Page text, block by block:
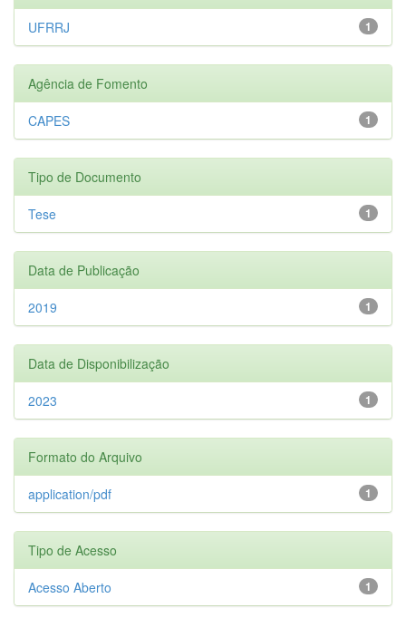
1
UFRRJ
Agência de Fomento
1
CAPES
Tipo de Documento
1
Tese
Data de Publicação
1
2019
Data de Disponibilização
1
2023
Formato do Arquivo
1
application/pdf
Tipo de Acesso
1
Acesso Aberto